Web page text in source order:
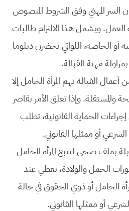
السر المهني وفق الشروط المنصوص
العمل. ويشمل هذا الالتزام طالبات
الخاصة، اللواتي يحضرن دبلوما
مهنة القبالة.
القبالة تهم المرأة الحامل إلا
والمستقلة. وإذا تعلق الأمر بقاصر
الحماية القانونية، تطلب
الشرعي أو ممثلها القانوني.
بملف صحي لتتبع المرأة الحامل
الحمل والولادة، تعطي عند
الحامل أو ذوي الحقوق في حالة
أو ممثلها القانوني.